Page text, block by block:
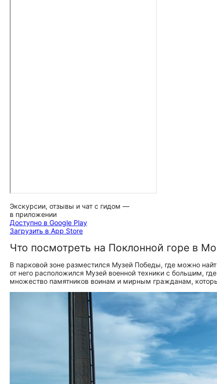
Экскурсии, отзывы и чат с гидом —
в приложении
Доступно в Google Play
Загрузить в App Store
Что посмотреть на Поклонной горе в
В парковой зоне разместился Музей Победы, где можно
от него расположился Музей военной техники с большим,
множество памятников воинам и мирным гражданам,